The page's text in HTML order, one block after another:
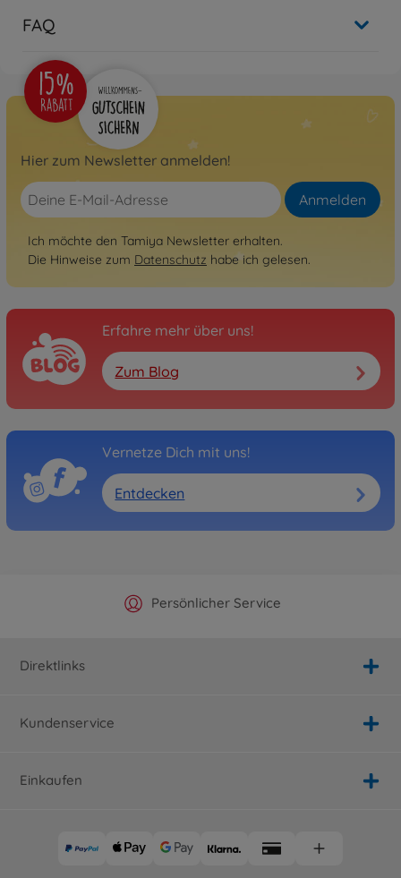
FAQ
Hier zum Newsletter anmelden!
Anmelden
Ich möchte den Tamiya Newsletter erhalten.
Die Hinweise zum Datenschutz habe ich gelesen.
Erfahre mehr über uns!
Zum Blog
Vernetze Dich mit uns!
Entdecken
Offizieller Hersteller Shop
Persönlicher Service
Versandkostenfrei ab 25€
Schnelle Lieferung
Direktlinks
Kundenservice
Einkaufen